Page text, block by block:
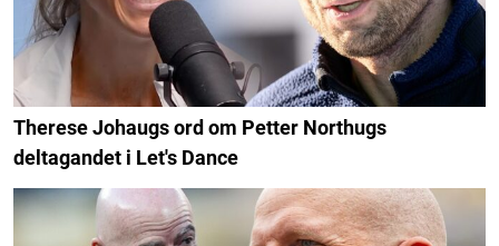
Therese Johaugs ord om Petter Northugs
deltagandet i Let's Dance